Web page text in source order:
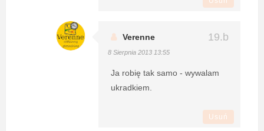
Verenne
8 Sierpnia 2013 13:55
Ja robię tak samo - wywalam
ukradkiem.
Usuń